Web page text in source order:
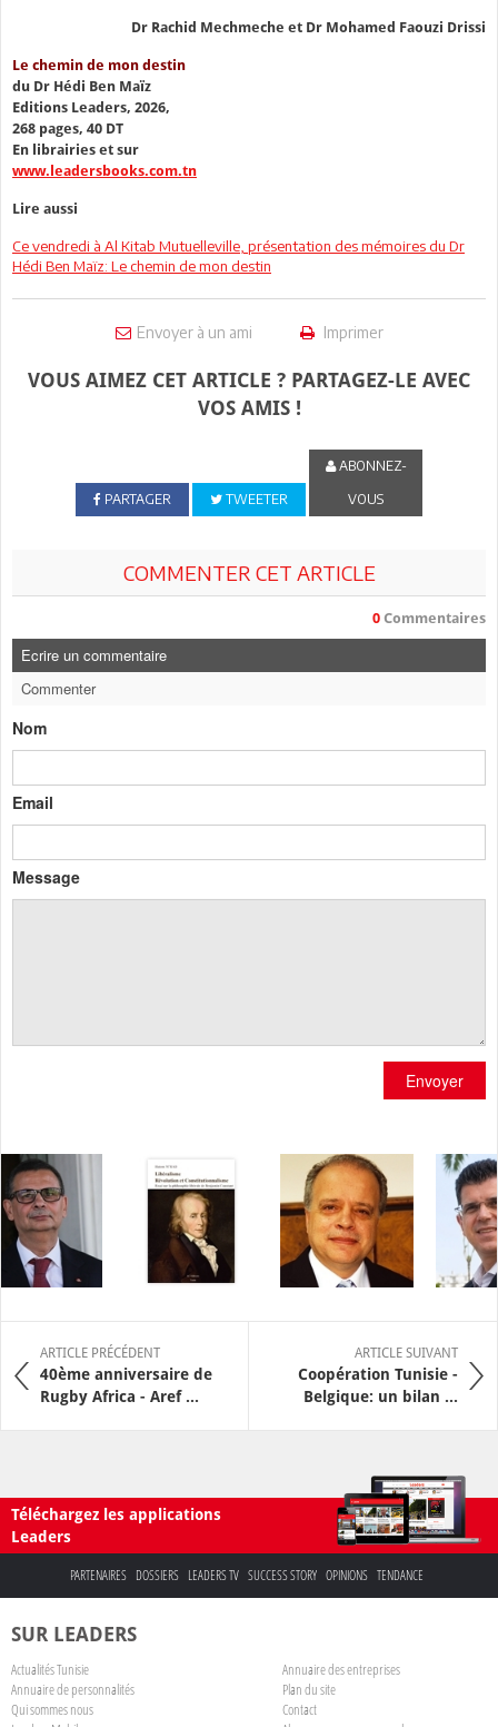
Dr Rachid Mechmeche et Dr Mohamed Faouzi Drissi
Le chemin de mon destin
du Dr Hédi Ben Maïz
Editions Leaders, 2026,
268 pages, 40 DT
En librairies et sur
www.leadersbooks.com.tn
Lire aussi
Ce vendredi à Al Kitab Mutuelleville, présentation des mémoires du Dr
Hédi Ben Maïz: Le chemin de mon destin
Envoyer à un ami Imprimer
VOUS AIMEZ CET ARTICLE ? PARTAGEZ-LE AVEC
VOS AMIS !
PARTAGER TWEETER
ABONNEZ-
VOUS
COMMENTER CET ARTICLE
0 Commentaires
Ecrire un commentaire
Commenter
Nom
Email
Message
Envoyer
ARTICLE PRÉCÉDENT
40ème anniversaire de
Rugby Africa - Aref ...
ARTICLE SUIVANT
Coopération Tunisie -
Belgique: un bilan ...
Téléchargez les applications
Leaders
PARTENAIRES DOSSIERS LEADERS TV SUCCESS STORY OPINIONS TENDANCE
SUR LEADERS
Actualités Tunisie
Annuaire des entreprises
Annuaire de personnalités
Plan du site
Qui sommes nous
Contact